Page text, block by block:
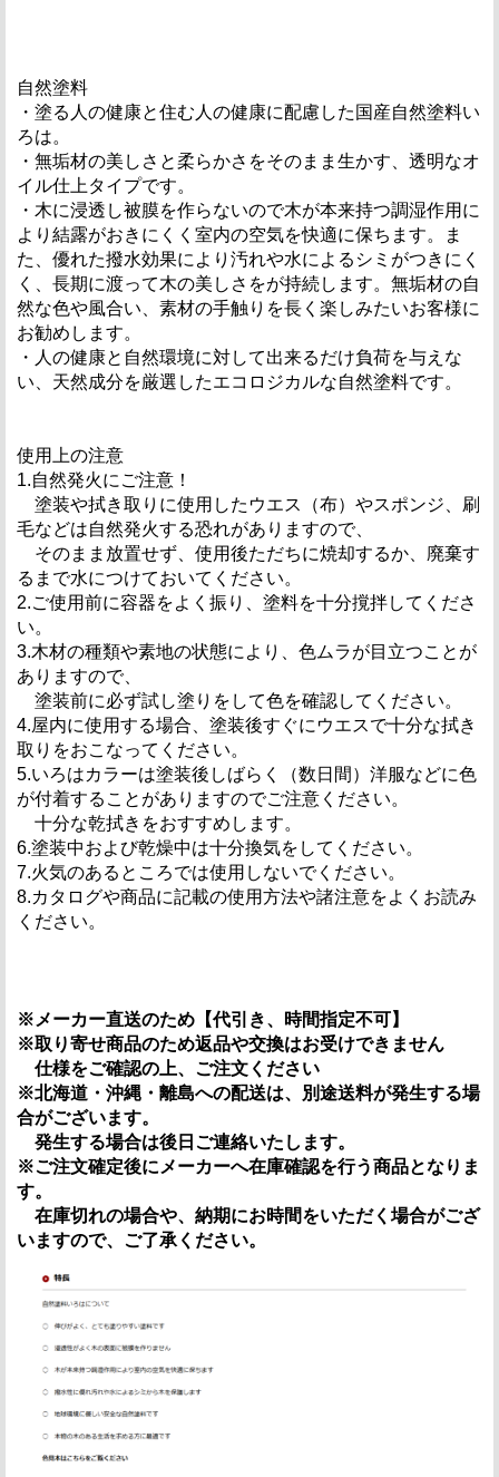
自然塗料
・塗る人の健康と住む人の健康に配慮した国産自然塗料い
ろは。
・無垢材の美しさと柔らかさをそのまま生かす、透明なオ
イル仕上タイプです。
・木に浸透し被膜を作らないので木が本来持つ調湿作用に
より結露がおきにくく室内の空気を快適に保ちます。ま
た、優れた撥水効果により汚れや水によるシミがつきにく
く、長期に渡って木の美しさをが持続します。無垢材の自
然な色や風合い、素材の手触りを長く楽しみたいお客様に
お勧めします。
・人の健康と自然環境に対して出来るだけ負荷を与えな
い、天然成分を厳選したエコロジカルな自然塗料です。
使用上の注意
1.自然発火にご注意！
塗装や拭き取りに使用したウエス（布）やスポンジ、刷
毛などは自然発火する恐れがありますので、
そのまま放置せず、使用後ただちに焼却するか、廃棄す
るまで水につけておいてください。
2.ご使用前に容器をよく振り、塗料を十分撹拌してくださ
い。
3.木材の種類や素地の状態により、色ムラが目立つことが
ありますので、
塗装前に必ず試し塗りをして色を確認してください。
4.屋内に使用する場合、塗装後すぐにウエスで十分な拭き
取りをおこなってください。
5.いろはカラーは塗装後しばらく（数日間）洋服などに色
が付着することがありますのでご注意ください。
十分な乾拭きをおすすめします。
6.塗装中および乾燥中は十分換気をしてください。
7.火気のあるところでは使用しないでください。
8.カタログや商品に記載の使用方法や諸注意をよくお読み
ください。
※メーカー直送のため【代引き、時間指定不可】
※取り寄せ商品のため返品や交換はお受けできません
仕様をご確認の上、ご注文ください
※北海道・沖縄・離島への配送は、別途送料が発生する場
合がございます。
発生する場合は後日ご連絡いたします。
※ご注文確定後にメーカーへ在庫確認を行う商品となりま
す。
在庫切れの場合や、納期にお時間をいただく場合がござ
いますので、ご了承ください。